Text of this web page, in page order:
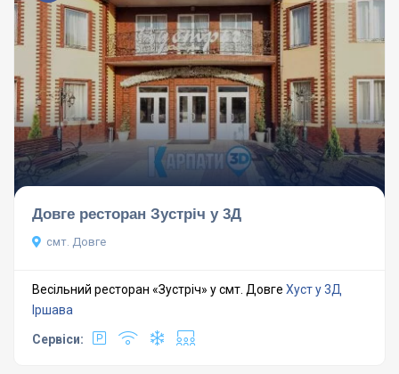
Довге ресторан Зустріч у 3Д
смт. Довге
Весільний ресторан «Зустріч» у смт. Довге Хуст у 3Д
Іршава
Сервіси: